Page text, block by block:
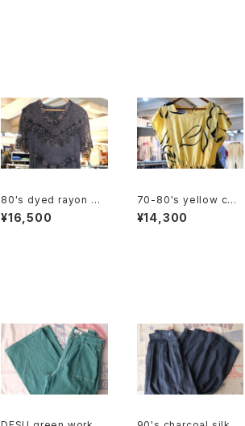
80's dyed rayon me
sh sleeve long Dre
ss
¥16,500
70-80's yellow cott
on french sleeve bl
ouse Dress
¥14,300